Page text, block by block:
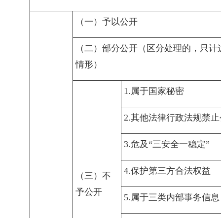
（一）予以公开
（二）部分公开（区分处理的，只
情形）
（三）不
予公开
1.属于国家秘密
2.其他法律行政法规禁
3.危及“三安全一稳定”
4.保护第三方合法权益
5.属于三类内部事务信息